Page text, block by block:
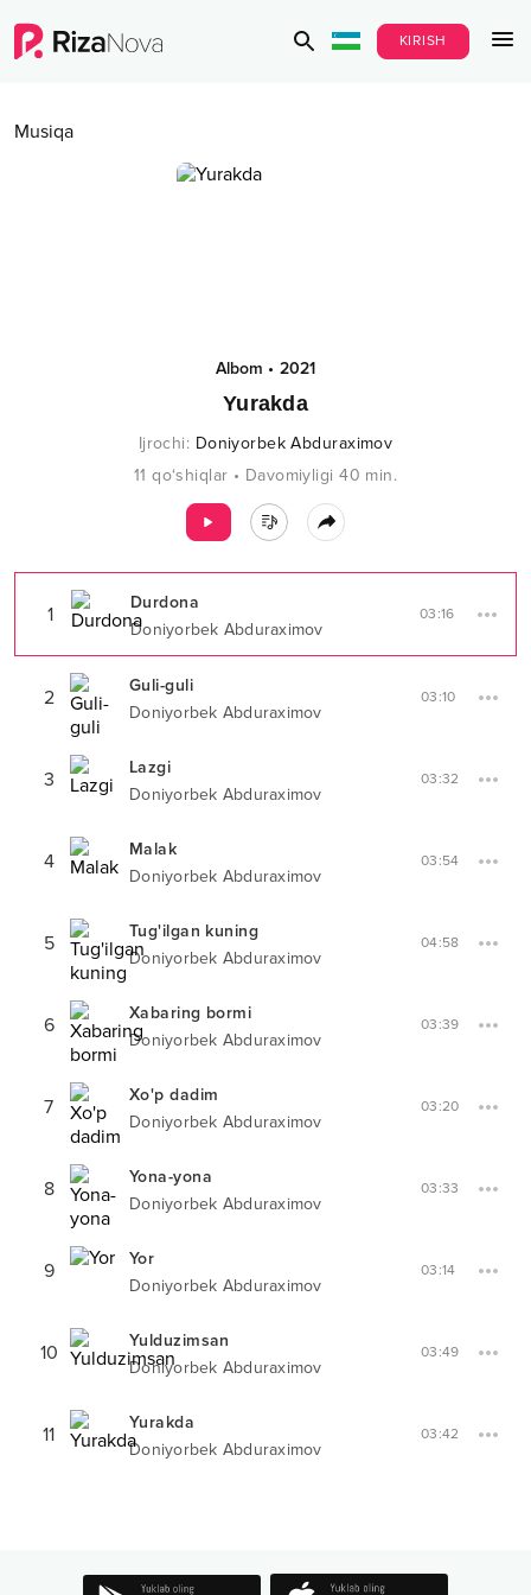
KIRISH
Musiqa
Albom • 2021
Yurakda
Ijrochi: Doniyorbek Abduraximov
11 qo‘shiqlar • Davomiyligi 40 min.
1
Durdona
Doniyorbek Abduraximov
03:16
2
Guli-guli
Doniyorbek Abduraximov
03:10
3
Lazgi
Doniyorbek Abduraximov
03:32
4
Malak
Doniyorbek Abduraximov
03:54
5
Tug'ilgan kuning
Doniyorbek Abduraximov
04:58
6
Xabaring bormi
Doniyorbek Abduraximov
03:39
7
Xo'p dadim
Doniyorbek Abduraximov
03:20
8
Yona-yona
Doniyorbek Abduraximov
03:33
9
Yor
Doniyorbek Abduraximov
03:14
10
Yulduzimsan
Doniyorbek Abduraximov
03:49
11
Yurakda
Doniyorbek Abduraximov
03:42